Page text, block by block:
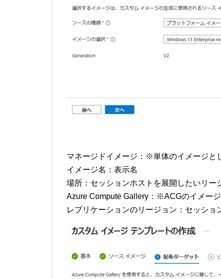
マネージドイメージ：※単体のイメージと
イメージ名：表示名
場所：セッションホストを展開したいリー
Azure Compute Gallery：※ACGのイメー
レプリケーションのリージョン：セッシ